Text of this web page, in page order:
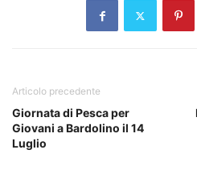
Articolo precedente
Giornata di Pesca per
Giovani a Bardolino il 14
Luglio